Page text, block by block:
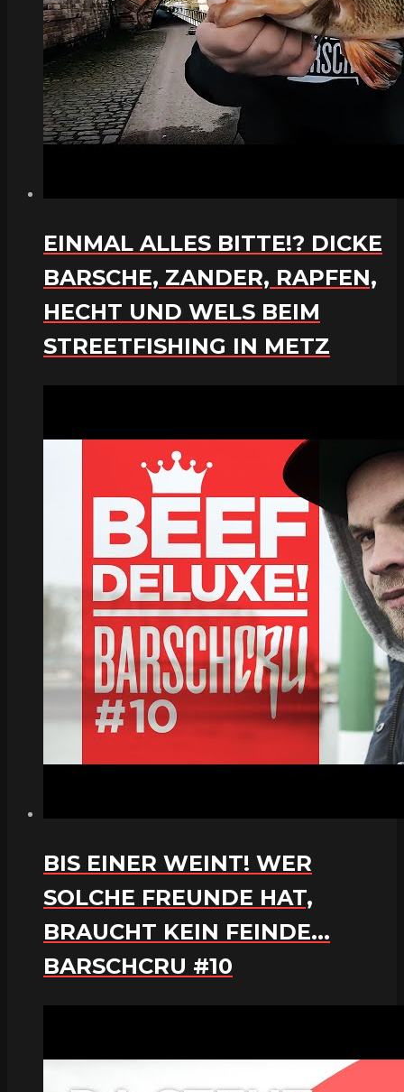
EINMAL ALLES BITTE!? DICKE
BARSCHE, ZANDER, RAPFEN,
HECHT UND WELS BEIM
STREETFISHING IN METZ
BIS EINER WEINT! WER
SOLCHE FREUNDE HAT,
BRAUCHT KEIN FEINDE...
BARSCHCRU #10